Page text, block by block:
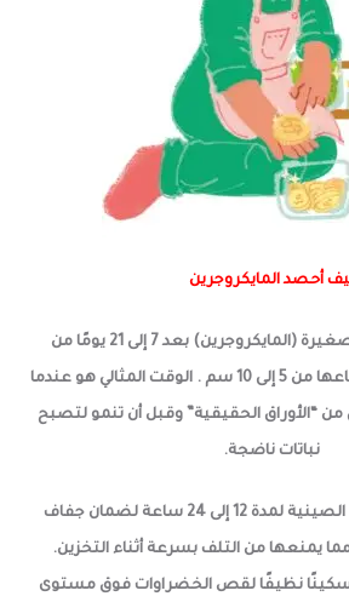
أحصد المايكروجرين
تحصد الخضراوات الصغيرة (المايكروجرين) بعد 7 إلى 21 يومًا من
الزراعة، عندما يصل ارتفاعها من 5 إلى 10 سم . الوقت المثالي هو عندما
“الأوراق الحقيقية” وقبل أن تنمو لتصبح
نباتات ناضجة.
تجنب ري الصينية لمدة 12 إلى 24 ساعة لضمان جفاف
يمنعها من التلف بسرعة أثناء التخزين.
سكينًا نظيفًا لقص الخضراوات فوق مستوى